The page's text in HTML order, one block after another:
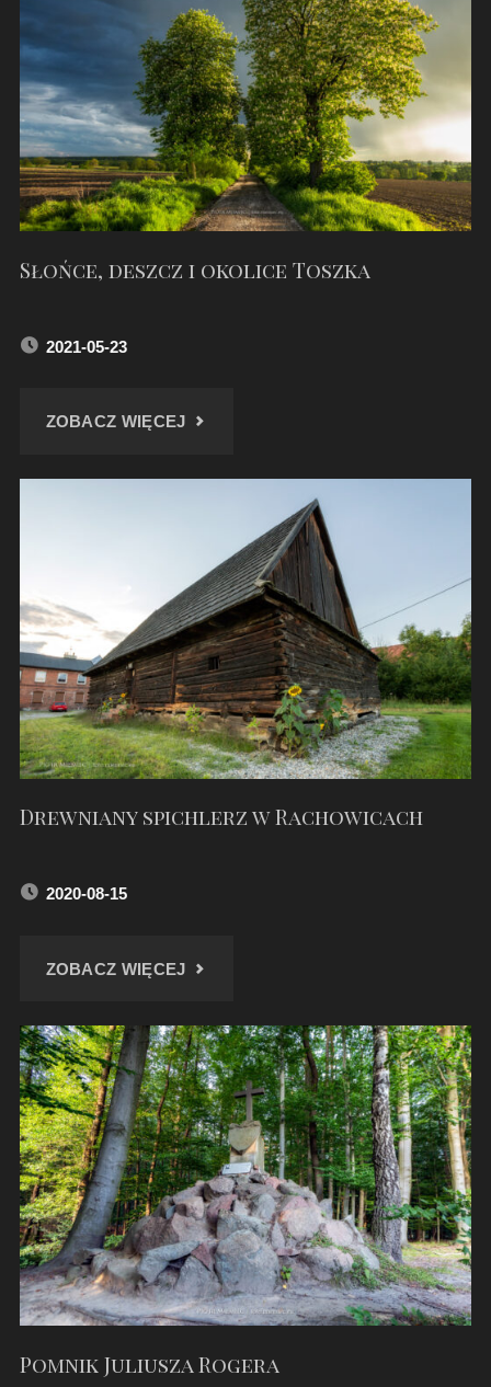
KOZŁOWIE"
Słońce, deszcz i okolice Toszka
2021-05-23
ZOBACZ WIĘCEJ"SŁOŃCE,
OKOLICE
TOSZKA"
Drewniany spichlerz w Rachowicach
2020-08-15
ZOBACZ WIĘCEJ"DREWNIANY
SPICHLERZ
W
RACHOWICACH"
Pomnik Juliusza Rogera